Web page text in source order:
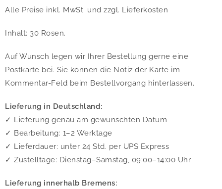
Alle Preise inkl. MwSt. und zzgl. Lieferkosten
Inhalt: 30 Rosen.
Auf Wunsch legen wir Ihrer Bestellung gerne eine
Postkarte bei. Sie können die Notiz der Karte im
Kommentar-Feld beim Bestellvorgang hinterlassen.
Lieferung in Deutschland:
✓ Lieferung genau am gewünschten Datum
✓ Bearbeitung: 1–2 Werktage
✓ Lieferdauer: unter 24 Std. per UPS Express
✓ Zustelltage: Dienstag–Samstag, 09:00–14:00 Uhr
Lieferung innerhalb Bremens: